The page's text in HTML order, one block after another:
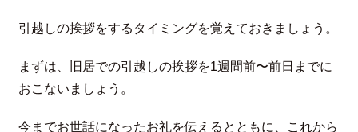
引越しの挨拶をするタイミングを覚えておきましょう。
まずは、旧居での引越しの挨拶を1週間前〜前日までに
おこないましょう。
今までお世話になったお礼を伝えるとともに、これから